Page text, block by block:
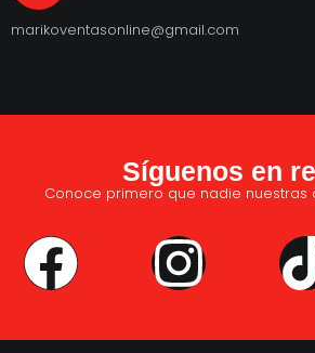
marikoventasonline@gmail.com
Síguenos en
Conoce primero que nadie nuestras